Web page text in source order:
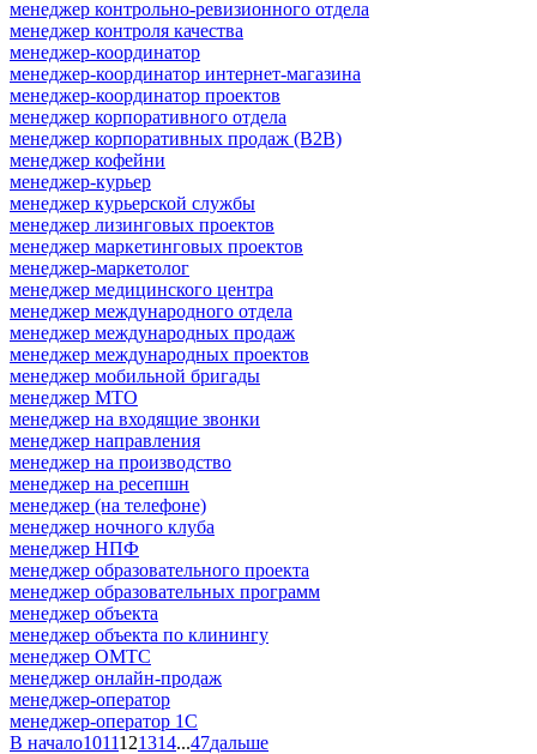
менеджер контрольно-ревизионного отдела
менеджер контроля качества
менеджер-координатор
менеджер-координатор интернет-магазина
менеджер-координатор проектов
менеджер корпоративного отдела
менеджер корпоративных продаж (B2B)
менеджер кофейни
менеджер-курьер
менеджер курьерской службы
менеджер лизинговых проектов
менеджер маркетинговых проектов
менеджер-маркетолог
менеджер медицинского центра
менеджер международного отдела
менеджер международных продаж
менеджер международных проектов
менеджер мобильной бригады
менеджер МТО
менеджер на входящие звонки
менеджер направления
менеджер на производство
менеджер на ресепшн
менеджер (на телефоне)
менеджер ночного клуба
менеджер НПФ
менеджер образовательного проекта
менеджер образовательных программ
менеджер объекта
менеджер объекта по клинингу
менеджер ОМТС
менеджер онлайн-продаж
менеджер-оператор
менеджер-оператор 1С
В начало1011121314...47дальше